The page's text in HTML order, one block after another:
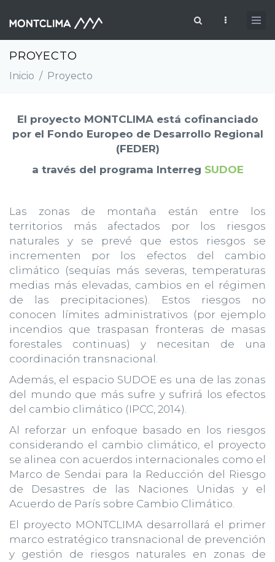
Formulario de búsqueda
PROYECTO
Inicio / Proyecto
El proyecto MONTCLIMA está cofinanciado
por el Fondo Europeo de Desarrollo Regional
(FEDER)
a través del programa Interreg SUDOE
Las zonas de montaña están entre los
territorios más afectados por los riesgos
naturales y se prevé que estos riesgos se
incrementen por los efectos del cambio
climático (sequías más severas, temperaturas
medias más elevadas, cambios en el régimen
de las precipitaciones). Estos riesgos no
conocen límites administrativos (por ejemplo
incendios que traspasan fronteras de masas
forestales continuas) y necesitan de una
coordinación transnacional.
Además, el espacio SUDOE es una de las zonas
del mundo que más sufre y sufrirá los efectos
del cambio climático (IPCC, 2014).
Al reforzar un enfoque basado en los riesgos
considerando el cambio climático, el proyecto
se alinea con acuerdos internacionales como el
Marco de Sendai para la Reducción del Riesgo
de Desastres de las Naciones Unidas y el
Acuerdo de París sobre Cambio Climático.
El proyecto MONTCLIMA desarrollará el primer
marco estratégico transnacional de prevención
y gestión de riesgos naturales en zonas de